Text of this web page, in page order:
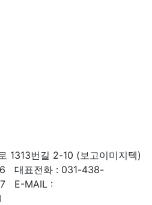
1313번길 2-10 (보고이미지텍)
대표전화 : 031-438-
E-MAIL :